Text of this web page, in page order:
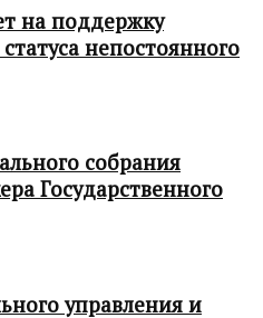
на поддержку
непостоянного
собрания
Государственного
управления и